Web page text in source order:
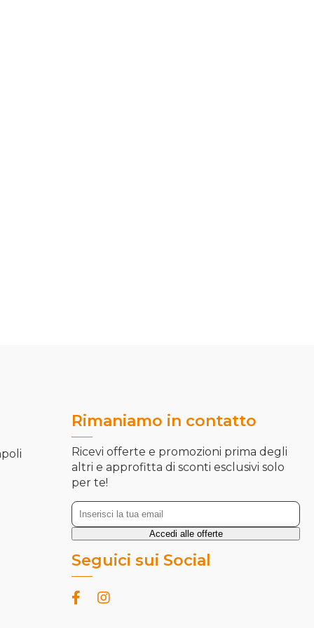
Rimaniamo in contatto
Ricevi offerte e promozioni prima degli
altri e approfitta di sconti esclusivi solo
per te!
Seguici sui Social